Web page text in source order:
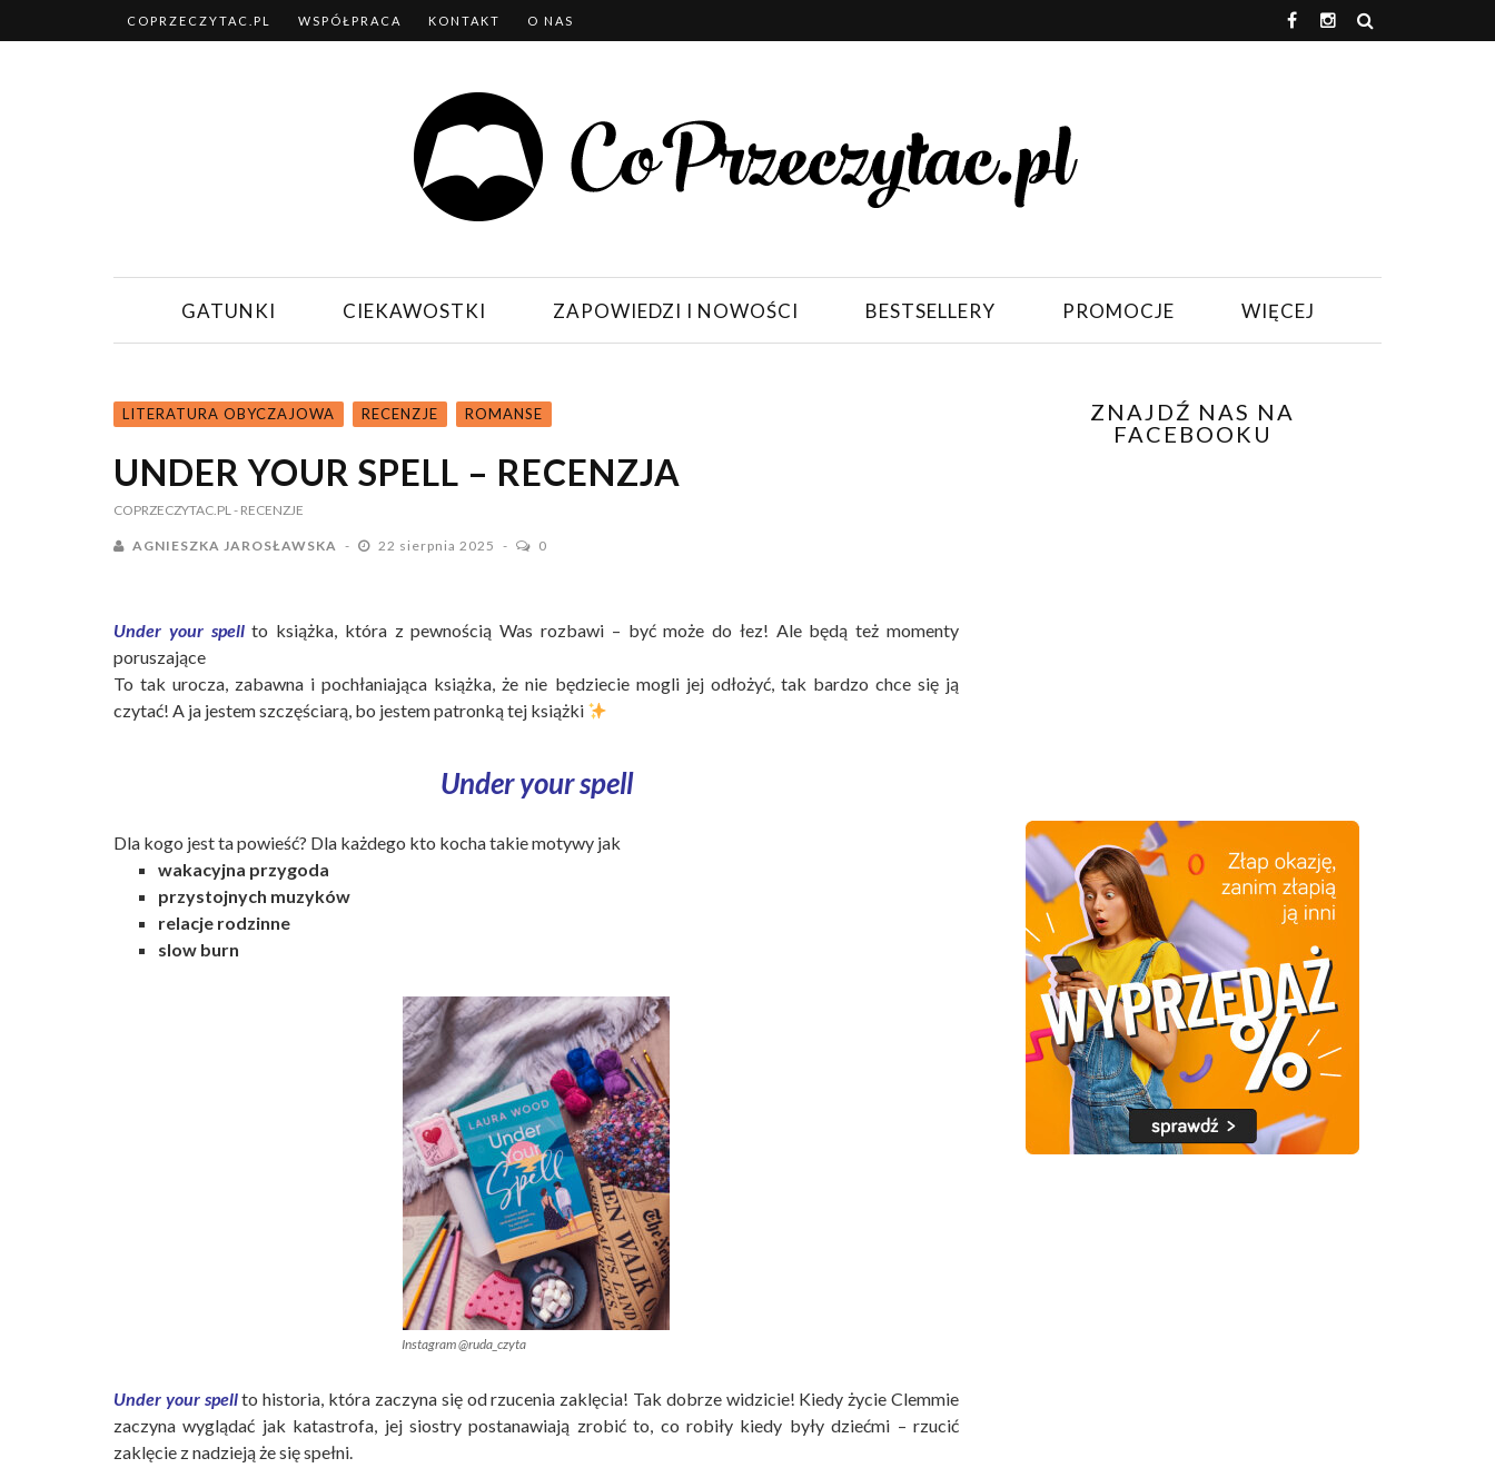
COPRZECZYTAC.PL WSPÓŁPRACA KONTAKT O NAS
GATUNKI CIEKAWOSTKI ZAPOWIEDZI I NOWOŚCI BESTSELLERY PROMOCJE WIĘCEJ
LITERATURA OBYCZAJOWA RECENZJE ROMANSE
UNDER YOUR SPELL – RECENZJA
COPRZECZYTAC.PL- RECENZJE
AGNIESZKA JAROSŁAWSKA 22 sierpnia 2025 0
Under your spell to książka, która z pewnością Was rozbawi – być może do łez! Ale będą też momenty
poruszające
To tak urocza, zabawna i pochłaniająca książka, że nie będziecie mogli jej odłożyć, tak bardzo chce się ją
czytać! A ja jestem szczęściarą, bo jestem patronką tej książki
Under your spell
Dla kogo jest ta powieść? Dla każdego kto kocha takie motywy jak
wakacyjna przygoda
przystojnych muzyków
relacje rodzinne ‍‍‍
slow burn
Instagram @ruda_czyta
Under your spellto historia, która zaczyna się od rzucenia zaklęcia! Tak dobrze widzicie! Kiedy życie Clemmie
zaczyna wyglądać jak katastrofa, jej siostry postanawiają zrobić to, co robiły kiedy były dziećmi – rzucić
zaklęcie z nadzieją że się spełni.
ZNAJDŹ NAS NA
FACEBOOKU